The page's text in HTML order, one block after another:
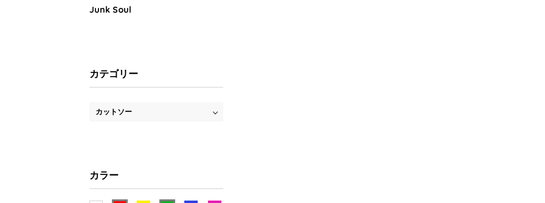
Junk Soul
カテゴリー
カットソー
カラー